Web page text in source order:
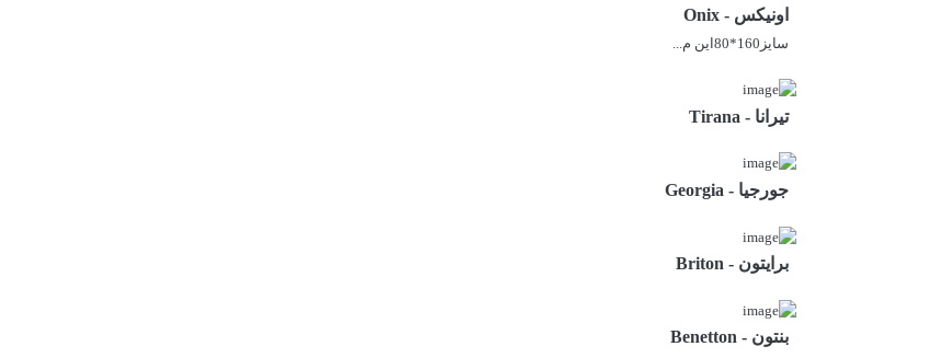
اونیکس - Onix
سایز160*80این م...
تیرانا - Tirana
جورجیا - Georgia
برایتون - Briton
بنتون - Benetton